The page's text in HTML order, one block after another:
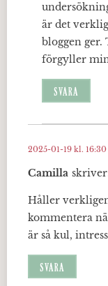
är det
bloggen
förgyller
SVARA
Camilla
2025-01-19 kl. 16:30
Håller
kommentera
är så kul,
SVARA